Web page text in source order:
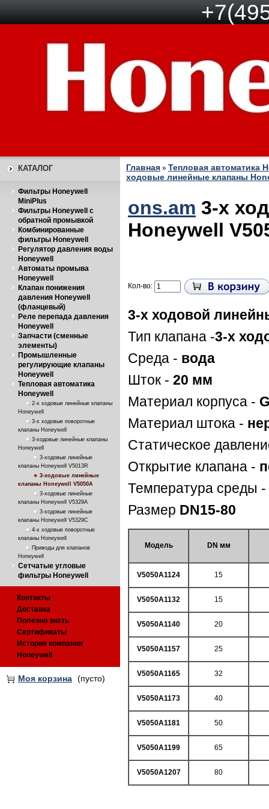
КАТАЛОГ
Фильтры Honeywell
MiniPlus
Фильтры Honeywell с
обратной промывкой
Комбинированные
фильтры Honeywell
Регулятор давления воды
Honeywell
Автоматы промыва
Honeywell
Клапан понижения
давления Honeywell
(фланцевый)
Реле перепада давления
Honeywell
Запчасти (сменные
элементы)
Промышленные
регулирующие клапаны
Honeywell
Тепловая автоматика
Honeywell
2-х ходовые линейные клапаны
Honeywell
3-х ходовые поворотные
клапаны Honeywell
3-ходовые линейные клапаны
Honeywell
3-ходовые линейные
клапаны Honeywell V5013R
3-ходовые линейные
клапаны Honeywell V5050A
3-ходовые линейные
клапаны Honeywell V5329A
3-ходовые линейные
клапаны Honeywell V5329C
4-х ходовые поворотные
клапаны Honeywell
Приводы для клапанов
Honeywell
Сетчатые угловые
фильтры Honeywell
Контакты
Доставка
Полезно знать
Сертификаты
История компании
Honeywell
Моя корзина (пусто)
Главная » Тепловая автоматика
ходовые линейные клапаны
ons.am 3-х
Honeywell
Кол-во:
3-х ходовой
Тип клапана -3-х
Среда - вода
Шток - 20 мм
Материал корпуса -
Материал штока -
Статическое
Открытие клапана -
Температура среды -
Размер DN15-80
Модель DN мм
V5050A1124 15
V5050A1132 15
V5050A1140 20
V5050A1157 25
V5050A1165 32
V5050A1173 40
V5050A1181 50
V5050A1199 65
V5050A1207 80